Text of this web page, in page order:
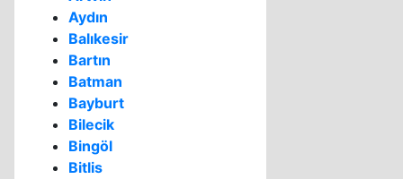
Aydın
Balıkesir
Bartın
Batman
Bayburt
Bilecik
Bingöl
Bitlis